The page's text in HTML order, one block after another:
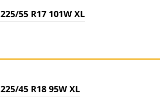
225/55 R17 101W XL
225/45 R18 95W XL